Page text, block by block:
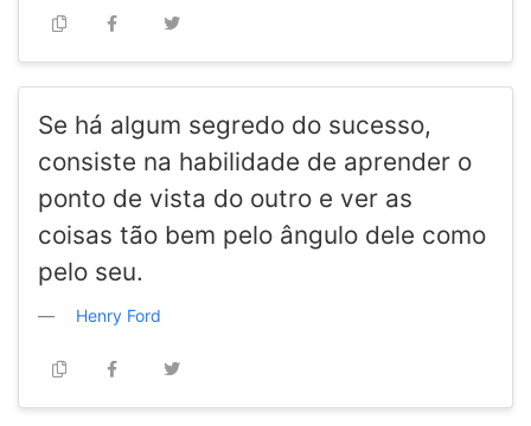
Se há algum segredo do sucesso,
consiste na habilidade de aprender o
ponto de vista do outro e ver as
coisas tão bem pelo ângulo dele como
pelo seu.
Henry Ford